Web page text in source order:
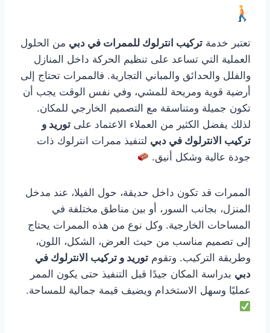
تعتبر خدمة تركيب انترلوك للممرات في دبي من الحلول
العملية التي تساعد على تنظيم الحركة داخل المنازل
والفلل والحدائق والمباني التجارية. فالممرات تحتاج إلى
أرضية قوية ومريحة للمشي، وفي نفس الوقت يجب أن
تكون جميلة ومتناسقة مع التصميم الخارجي للمكان.
لذلك يفضل الكثير من العملاء الاعتماد على توريد و
تركيب الانترلوك في دبي لتنفيذ ممرات انترلوك ذات
جودة عالية وشكل أنيق.
الممرات قد تكون داخل حديقة، حول الفيلا، عند مدخل
المنزل، بجانب السور، أو بين مناطق مختلفة في
المساحات الخارجية. وكل نوع من هذه الممرات يحتاج
إلى تصميم مناسب من حيث العرض، الشكل، اللون،
وطريقة التركيب. وتقوم توريد و تركيب الانترلوك في
دبي بدراسة المكان جيدًا قبل التنفيذ حتى يكون الممر
عمليًا وسهل الاستخدام ويضيف قيمة جمالية للمساحة.